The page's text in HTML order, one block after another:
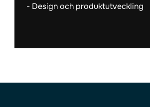
Design och produktutveckling